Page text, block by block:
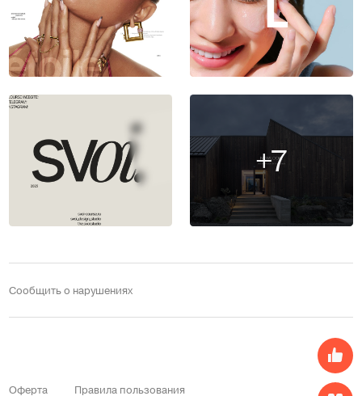
+7
Сообщить о нарушениях
Оферта Правила пользования